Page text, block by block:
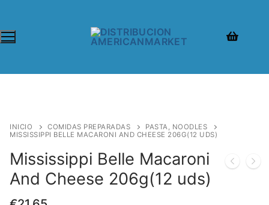
INICIO COMIDAS PREPARADAS
PASTA, NOODLES
MISSISSIPPI BELLE MACARONI AND CHEESE 206G(12 UDS)
Mississippi Belle Macaroni
And Cheese 206g(12 uds)